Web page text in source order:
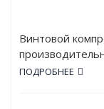
Винтовой
давлением в
ПОДРОБНЕЕ